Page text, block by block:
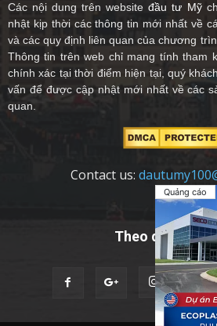
Quảng cáo
Các nội dung trên websiteđầu tư Mỹ
nhật kịp thời các thông tin mới nhất về
và các quy định liên quan của chương
Thông tin trên web chỉ mang tính tham
chính xác tại thời điểm hiện tại, quý
vấn để được cập nhật mới nhất về các
quan.
Contact us:
Theo dõi